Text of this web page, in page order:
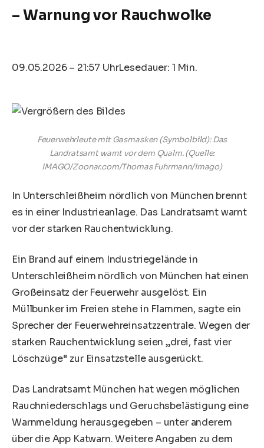
– Warnung vor Rauchwolke
09.05.2026 – 21:57 UhrLesedauer: 1 Min.
Feuerwehrleute mit Gasmasken (Symbolbild): Das
Landratsamt warnt vor dem Qualm.(Quelle:
IMAGO/Zoonar.com/Thomas Fuhrmann/imago)
In Unterschleißheim nördlich von München brennt
es in einer Industrieanlage. Das Landratsamt warnt
vor der starken Rauchentwicklung.
Ein Brand auf einem Industriegelände in
Unterschleißheim nördlich von München hat einen
Großeinsatz der Feuerwehr ausgelöst. Ein
Müllbunker im Freien stehe in Flammen, sagte ein
Sprecher der Feuerwehreinsatzzentrale. Wegen der
starken Rauchentwicklung seien „drei, fast vier
Löschzüge“ zur Einsatzstelle ausgerückt.
Das Landratsamt München hat wegen möglichen
Rauchniederschlags und Geruchsbelästigung eine
Warnmeldung herausgegeben – unter anderem
über die App Katwarn. Weitere Angaben zu dem